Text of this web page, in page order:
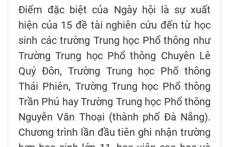
Điểm đặc biệt của Ngày hội là sự xuất
hiện của 15 đề tài nghiên cứu đến từ học
sinh các trường Trung học Phổ thông như
Trường Trung học Phổ thông Chuyên Lê
Quý Đôn, Trường Trung học Phổ thông
Thái Phiên, Trường Trung học Phổ thông
Trần Phú hay Trường Trung học Phổ thông
Nguyễn Văn Thoại (thành phố Đà Nẵng).
Chương trình lần đầu tiên ghi nhận trường